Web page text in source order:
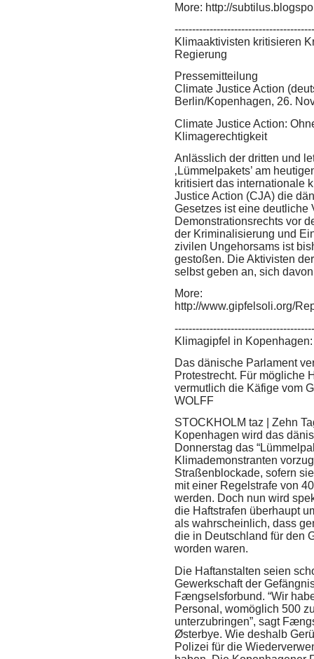
More: http://
Klimaaktivisten kritisieren
Regierung
Pressemitteilung
Climate Justice Action
Berlin/Kopenhagen, 26.
Climate Justice Action:
Klimagerechtigkeit
Anlässlich der dritten und
‚Lümmelpakets’ am
kritisiert das internationale
Justice Action (CJA) die
Gesetzes ist eine deutliche
Demonstrationsrechts vor
der Kriminalisierung und
zivilen Ungehorsams ist
gestoßen. Die Aktivisten
selbst geben an, sich
More:
http://www.gipfelsoli.org/
Klimagipfel in
Das dänische Parlament
Protestrecht. Für mögliche
vermutlich die Käfige vom
WOLFF
STOCKHOLM taz | Zehn
Kopenhagen wird das
Donnerstag das
Klimademonstranten
Straßenblockade, sofern
mit einer Regelstrafe von
werden. Doch nun wird
die Haftstrafen überhaupt
als wahrscheinlich, dass
die in Deutschland für den
worden waren.
Die Haftanstalten seien
Gewerkschaft der
Fængselsforbund. “Wir
Personal, womöglich 500
unterzubringen”, sagt
Østerbye. Wie deshalb
Polizei für die